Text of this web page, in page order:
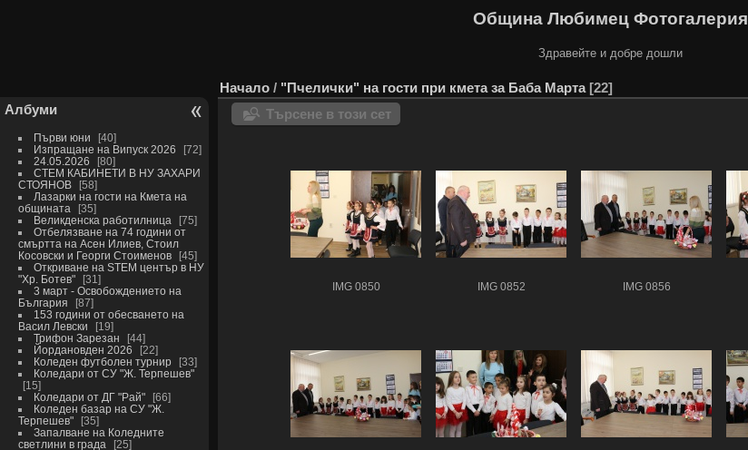
Община Любимец Фотогалерия
Здравейте и добре дошли
Албуми
Първи юни
40
Изпращане на Випуск 2026
72
24.05.2026
80
СТЕМ КАБИНЕТИ В НУ ЗАХАРИ
СТОЯНОВ
58
Лазарки на гости на Кмета на
общината
35
Великденска работилница
75
Отбелязване на 74 години от
смъртта на Асен Илиев, Стоил
Косовски и Георги Стоименов
45
Откриване на STEM център в НУ
"Хр. Ботев"
31
3 март - Освобождението на
България
87
153 години от обесването на
Васил Левски
19
Трифон Зарезан
44
Йордановден 2026
22
Коледен футболен турнир
33
Коледари от СУ "Ж. Терпешев"
15
Коледари от ДГ "Рай"
66
Коледен базар на СУ "Ж.
Терпешев"
35
Запалване на Коледните
светлини в града
25
Начало / "Пчелички" на гости при кмета за Баба Марта 22
Търсене в този сет
IMG 0850 IMG 0852 IMG 0856